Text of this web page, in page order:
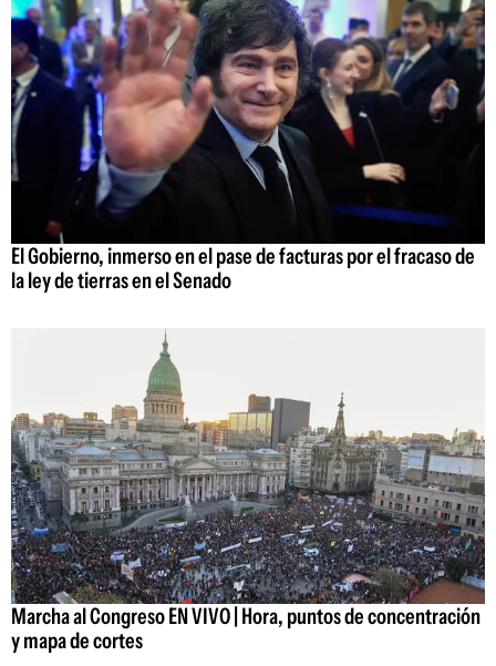
El Gobierno, inmerso en el pase de facturas por el fracaso de
la ley de tierras en el Senado
Marcha al Congreso EN VIVO | Hora, puntos de concentración
y mapa de cortes